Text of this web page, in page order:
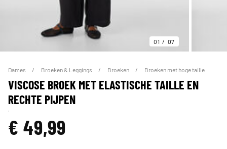
01 07
Dames Broeken & Leggings Broeken Broeken met hoge taille
VISCOSE BROEK MET ELASTISCHE TAILLE EN
RECHTE PIJPEN
€ 49,99